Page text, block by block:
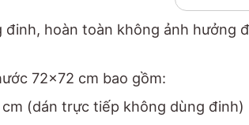
hoàn toàn không ảnh hưởng
72x72 cm bao gồm:
(dán trực tiếp không dùng đinh)